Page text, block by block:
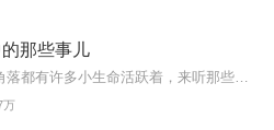
那些事儿
万